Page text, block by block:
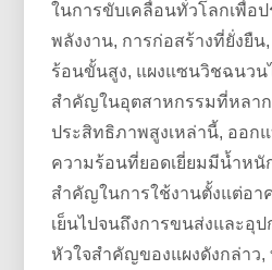
ในการขับเคลื่อนทั่วโลกเพื่อ
พลังงาน, การก่อสร้างที่ยั่งยื
ร้อนขั้นสูง, แผงแซนวิชฉนวน
สำคัญในอุตสาหกรรมที่หลา
ประสิทธิภาพสูงเหล่านี้, ออก
ความร้อนที่ยอดเยี่ยมมีน้ำหนั
สำคัญในการใช้งานตั้งแต่อา
เย็นไปจนถึงการขนส่งและอุ
หัวใจสำคัญของแผงดังกล่าว,